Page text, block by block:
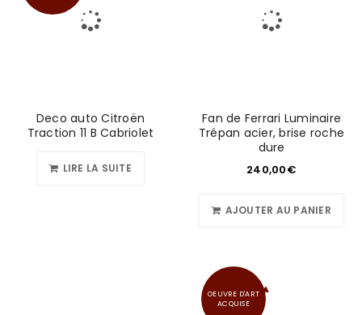
Deco auto Citroën
Traction 11 B Cabriolet
LIRE LA SUITE
Fan de Ferrari Luminaire
Trépan acier, brise roche
dure
240,00€
AJOUTER AU PANIER
OEUVRE D'ART
ACQUISE